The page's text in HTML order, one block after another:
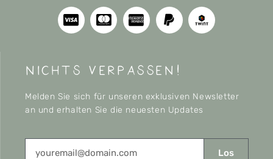
nichts verpassen!
Melden Sie sich für unseren exklusiven Newsletter
an und erhalten Sie die neuesten Updates
Los